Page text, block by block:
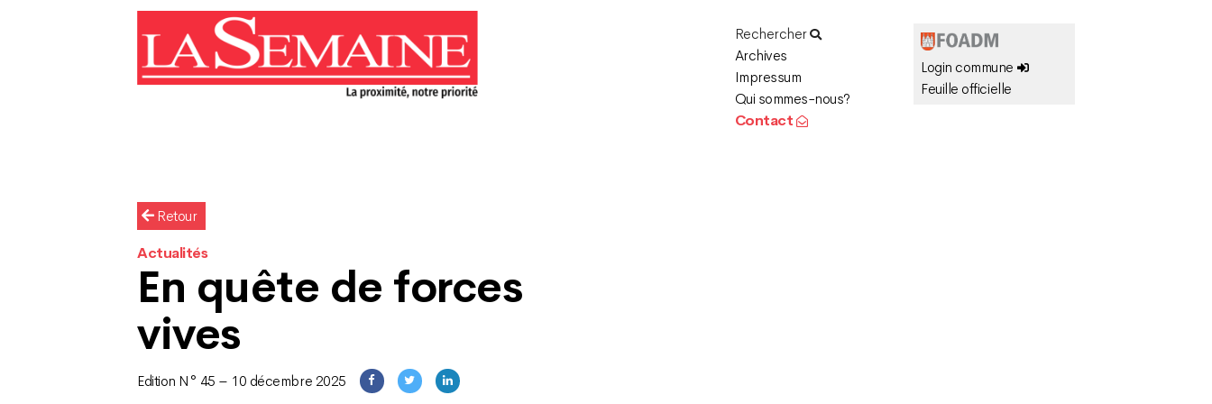
Rechercher
Archives
Impressum
Qui sommes-nous?
Contact
Login commune
Feuille officielle
Retour
Actualités
En quête de forces
vives
Edition N° 45 – 10 décembre 2025